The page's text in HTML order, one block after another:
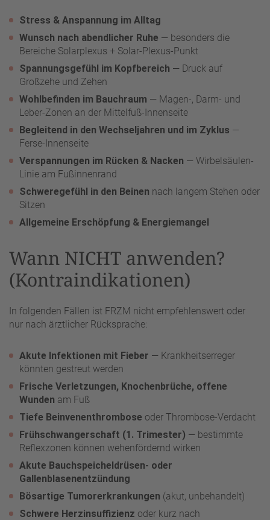
Stress & Anspannung im Alltag
Wunsch nach abendlicher Ruhe — besonders die
Bereiche Solarplexus + Solar-Plexus-Punkt
Spannungsgefühl im Kopfbereich — Druck auf
Großzehe und Zehen
Wohlbefinden im Bauchraum — Magen-, Darm- und
Leber-Zonen an der Mittelfuß-Innenseite
Begleitend in den Wechseljahren und im Zyklus —
Ferse-Innenseite
Verspannungen im Rücken & Nacken — Wirbelsäulen-
Linie am Fußinnenrand
Schweregefühl in den Beinen nach langem Stehen oder
Sitzen
Allgemeine Erschöpfung & Energiemangel
Wann NICHT anwenden?
(Kontraindikationen)
In folgenden Fällen ist FRZM nicht empfehlenswert oder
nur nach ärztlicher Rücksprache:
Akute Infektionen mit Fieber — Krankheitserreger
könnten gestreut werden
Frische Verletzungen, Knochenbrüche, offene
Wunden am Fuß
Tiefe Beinvenenthrombose oder Thrombose-Verdacht
Frühschwangerschaft (1. Trimester) — bestimmte
Reflexzonen können wehenfördernd wirken
Akute Bauchspeicheldrüsen- oder
Gallenblasenentzündung
Bösartige Tumorerkrankungen (akut, unbehandelt)
Schwere Herzinsuffizienz oder kurz nach